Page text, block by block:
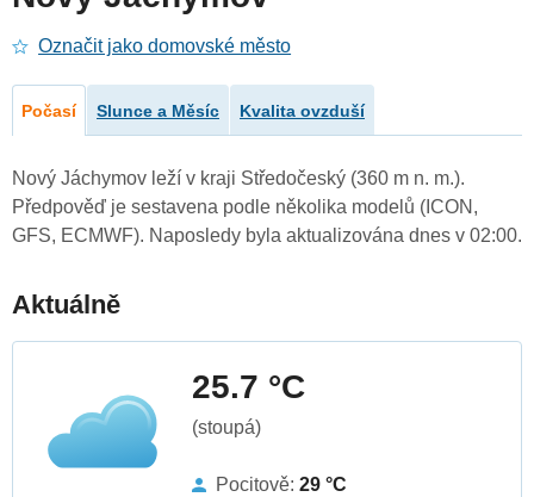
Označit jako domovské město
Počasí Slunce a Měsíc Kvalita ovzduší
Nový Jáchymov leží v kraji Středočeský (360 m n. m.).
Předpověď je sestavena podle několika modelů (ICON,
GFS, ECMWF). Naposledy byla aktualizována dnes v 02:00.
Aktuálně
25.7 °C
(stoupá)
Pocitově: 29 °C